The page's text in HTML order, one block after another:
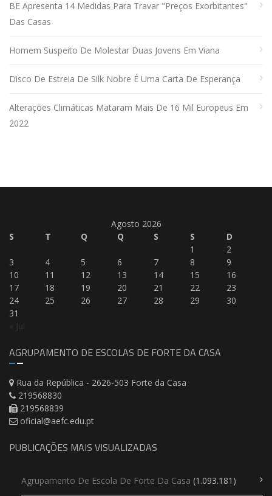
BE Apresenta 14 Medidas Para Travar "preços Exorbitantes"
Das Casas
Homem Suspeito De Molestar Duas Jovens Em Viana
Disco De Estreia De Silk Nobre É Uma Carta De Esperança
Alterações Climáticas Mataram Mais De 16 Mil Europeus Em
2022
Agosto 2026
S
T Q Q S S D
« Jul
1
2
3
4 5 6 7 8
9
10
11 12 13 14 15
16
17
18 19 20 21 22
23
24
25 26 27 28 29
30
31
AGRUPAMENTO DE ESCOLAS DE FORTE DA CASA
Rua da República - 2626-503 Forte da Casa
219568830
219568839
oficial@aefc.edu.pt
PUBLICAÇÕES MAIS VISUALIZADAS
Agrupamento De Escola De Forte Da Casa (1.093.181)